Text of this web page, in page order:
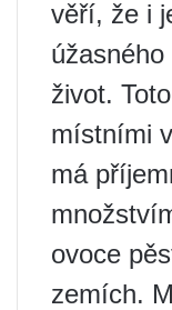
věří, že i
život.
místními
má
ovoce
zemích.